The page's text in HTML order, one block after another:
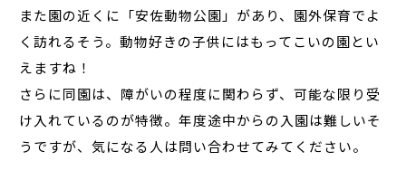
また園の近くに「安佐動物公園」があり、園外保育でよ
く訪れるそう。動物好きの子供にはもってこいの園とい
えますね！
さらに同園は、障がいの程度に関わらず、可能な限り受
け入れているのが特徴。年度途中からの入園は難しいそ
うですが、気になる人は問い合わせてみてください。